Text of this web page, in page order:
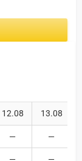
12.08 13.08